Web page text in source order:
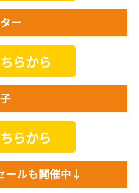
ー
らから
らから
ールも開催中↓